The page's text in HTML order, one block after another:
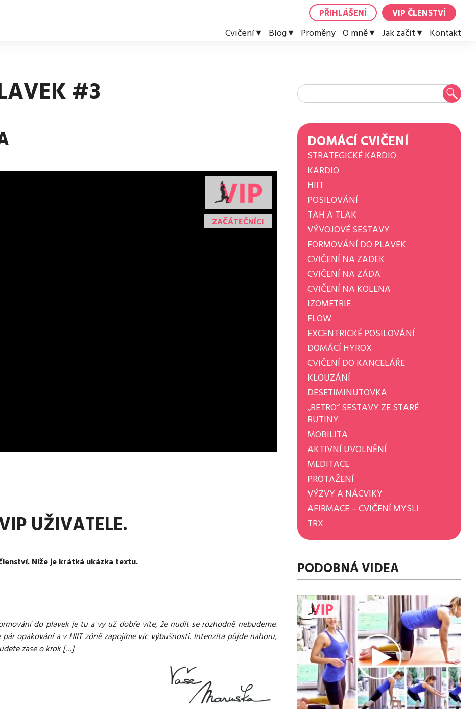
PŘIHLÁŠENÍ VIP ČLENSTVÍ
Cvičení Blog Proměny O mně Jak začít Kontakt
#3
ZAČÁTEČNÍCI
UŽIVATELE.
Níže je krátká ukázka textu.
do plavek je tu a vy už dobře víte, že nudit se rozhodně nebudeme.
opakování a v HIIT zóně zapojíme víc výbušnosti. Intenzita půjde nahoru,
zase o krok […]
DOMÁCÍ CVIČENÍ
STRATEGICKÉ KARDIO
KARDIO
HIIT
POSILOVÁNÍ
TAH A TLAK
VÝVOJOVÉ SESTAVY
FORMOVÁNÍ DO PLAVEK
CVIČENÍ NA ZADEK
CVIČENÍ NA ZÁDA
CVIČENÍ NA KOLENA
IZOMETRIE
FLOW
EXCENTRICKÉ POSILOVÁNÍ
DOMÁCÍ HYROX
CVIČENÍ DO KANCELÁŘE
KLOUZÁNÍ
DESETIMINUTOVKA
„RETRO“ SESTAVY ZE STARÉ
RUTINY
MOBILITA
AKTIVNÍ UVOLNĚNÍ
MEDITACE
PROTAŽENÍ
VÝZVY A NÁCVIKY
AFIRMACE – CVIČENÍ MYSLI
TRX
PODOBNÁ VIDEA